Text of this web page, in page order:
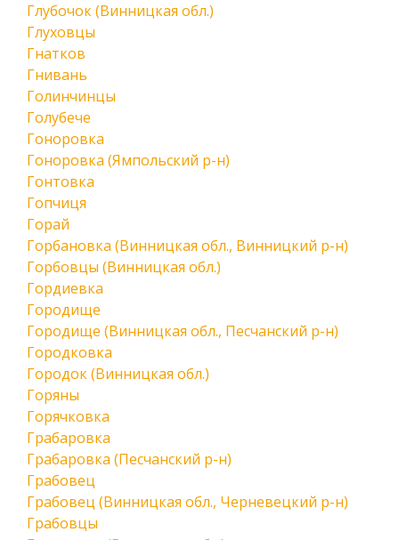
Глубочок (Винницкая обл.)
Глуховцы
Гнатков
Гнивань
Голинчинцы
Голубече
Гоноровка
Гоноровка (Ямпольский р-н)
Гонтовка
Гопчиця
Горай
Горбановка (Винницкая обл., Винницкий р-н)
Горбовцы (Винницкая обл.)
Гордиевка
Городище
Городище (Винницкая обл., Песчанский р-н)
Городковка
Городок (Винницкая обл.)
Горяны
Горячковка
Грабаровка
Грабаровка (Песчанский р-н)
Грабовец
Грабовец (Винницкая обл., Черневецкий р-н)
Грабовцы